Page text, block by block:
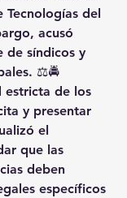
Tecnologías del
acusó
de síndicos y
⚖️🚔
estricta de los
y presentar
el
que las
deben
específicos